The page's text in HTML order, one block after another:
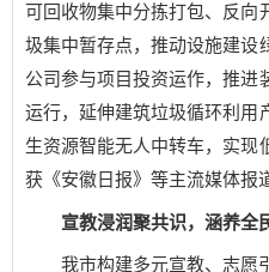
可回收物集中分拣打包、反向
圾集中暂存点，推动设施建设
公司参与项目投资运作，推进
运行，延伸建筑垃圾循环利用
生资源智能无人中转车，实现
获《安徽日报》等主流媒体报
宣教浸润聚共识，涵养全
我市构建多元宣教、志愿